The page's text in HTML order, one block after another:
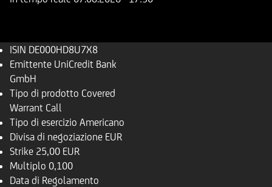
ISIN DE000HD8U7X8
Emittente UniCredit Bank
GmbH
Tipo di prodotto Covered
Warrant Call
Tipo di esercizio Americano
Divisa di negoziazione EUR
Strike 25,00 EUR
Multiplo 0,100
Data di Regolamento